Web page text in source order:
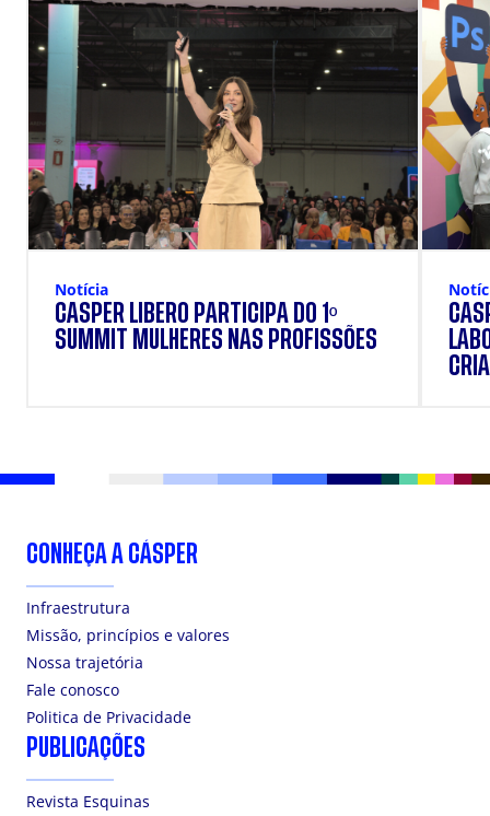
Notícia
CÁSPER LÍBERO PARTICIPA DO 1º
SUMMIT MULHERES NAS PROFISSÕES
CONHEÇA A CÁSPER
Infraestrutura
Missão, princípios e valores
Nossa trajetória
Fale conosco
Politica de Privacidade
PUBLICAÇÕES
Revista Esquinas